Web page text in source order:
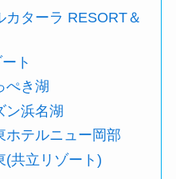
ターラ RESORT＆
ト
ぺき湖
ン浜名湖
ホテルニュー岡部
(共立リゾート)